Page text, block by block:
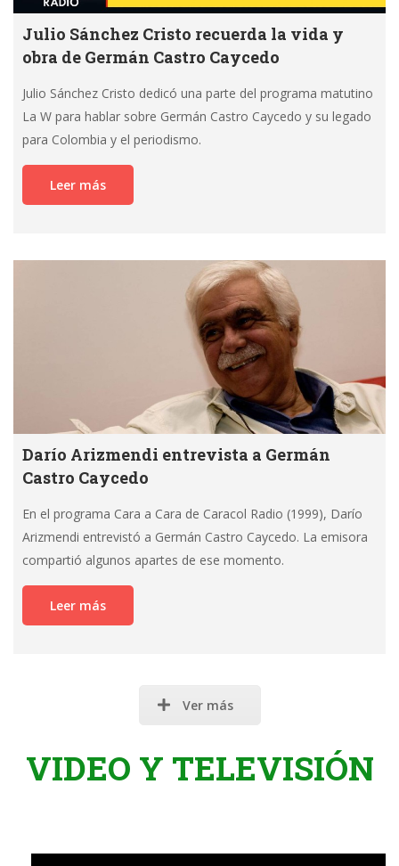
Julio Sánchez Cristo recuerda la vida y
obra de Germán Castro Caycedo
Julio Sánchez Cristo dedicó una parte del programa matutino
La W para hablar sobre Germán Castro Caycedo y su legado
para Colombia y el periodismo.
Leer más
Darío Arizmendi entrevista a Germán
Castro Caycedo
En el programa Cara a Cara de Caracol Radio (1999), Darío
Arizmendi entrevistó a Germán Castro Caycedo. La emisora
compartió algunos apartes de ese momento.
Leer más
Ver más
VIDEO Y TELEVISIÓN